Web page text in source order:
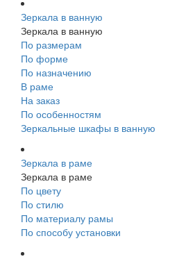
Зеркала в ванную
Зеркала в ванную
По размерам
По форме
По назначению
В раме
На заказ
По особенностям
Зеркальные шкафы в ванную
Зеркала в раме
Зеркала в раме
По цвету
По стилю
По материалу рамы
По способу установки